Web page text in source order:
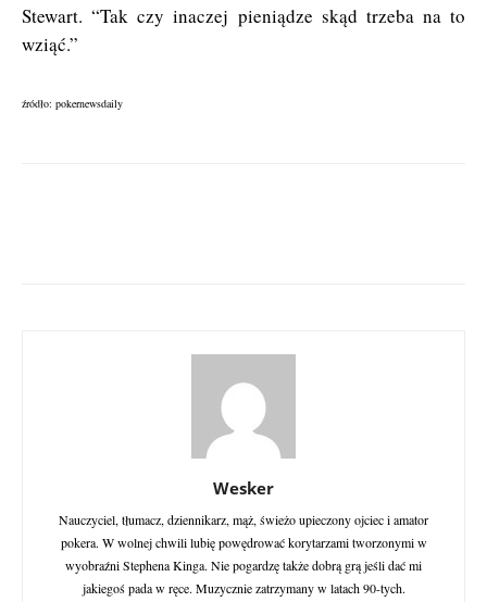
Stewart. “Tak czy inaczej pieniądze skąd trzeba na to
wziąć.”
źródło: pokernewsdaily
Wesker
Nauczyciel, tłumacz, dziennikarz, mąż, świeżo upieczony ojciec i amator
pokera. W wolnej chwili lubię powędrować korytarzami tworzonymi w
wyobraźni Stephena Kinga. Nie pogardzę także dobrą grą jeśli dać mi
jakiegoś pada w ręce. Muzycznie zatrzymany w latach 90-tych.